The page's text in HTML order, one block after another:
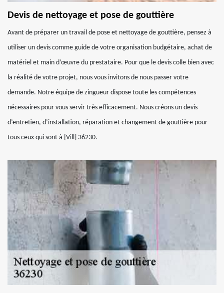
Devis de nettoyage et pose de gouttière
Avant de préparer un travail de pose et nettoyage de gouttière, pensez à
utiliser un devis comme guide de votre organisation budgétaire, achat de
matériel et main d’œuvre du prestataire. Pour que le devis colle bien avec
la réalité de votre projet, nous vous invitons de nous passer votre
demande. Notre équipe de zingueur dispose toute les compétences
nécessaires pour vous servir très efficacement. Nous créons un devis
d’entretien, d’installation, réparation et changement de gouttière pour
tous ceux qui sont à {Vill} 36230.